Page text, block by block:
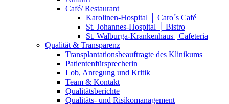
Café/ Restaurant
Karolinen-Hospital │ Caro´s Café
St. Johannes-Hospital │ Bistro
St. Walburga-Krankenhaus | Cafeteria
Qualität & Transparenz
Transplantationsbeauftragte des Klinikums
Patientenfürsprecherin
Lob, Anregung und Kritik
Team & Kontakt
Qualitätsberichte
Qualitäts- und Risikomanagement